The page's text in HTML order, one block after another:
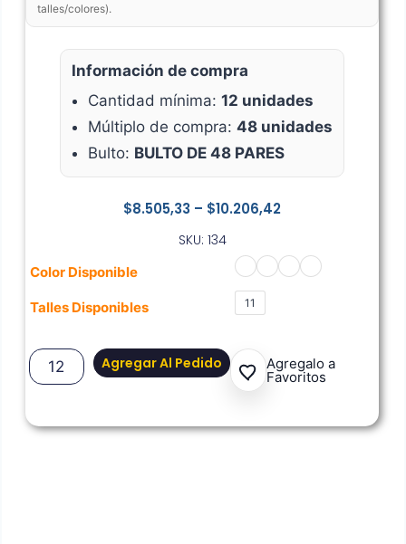
$8.505,33 – $10.206,42
SKU: 134
Color Disponible
Talles Disponibles 11
Agregar Al Pedido Agregalo a
Favoritos
talles/colores).
Información de compra
Cantidad mínima: 12 unidades
Múltiplo de compra: 48 unidades
Bulto: BULTO DE 48 PARES